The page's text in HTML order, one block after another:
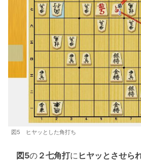
図5 ヒヤッとした角打ち
図5の ２七角打に ヒヤッとさせら